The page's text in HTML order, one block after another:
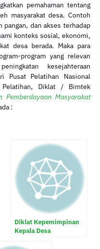
pemahaman tentang
masyarakat desa. Contoh
dan akses terhadap
konteks sosial, ekonomi,
desa berada. Maka para
program yang relevan
kesejahteraan
Pusat Pelatihan Nasional
Pelatihan, Diklat / Bimtek
Pemberdayaan Masyarakat
:
Diklat Kepemimpinan
Kepala Desa